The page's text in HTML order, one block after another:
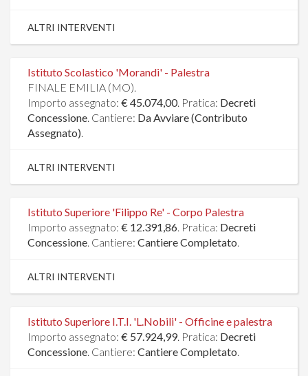
ALTRI INTERVENTI
Istituto Scolastico 'Morandi' - Palestra
FINALE EMILIA (MO).
Importo assegnato: € 45.074,00. Pratica: Decreti
Concessione. Cantiere: Da Avviare (Contributo
Assegnato).
ALTRI INTERVENTI
Istituto Superiore 'Filippo Re' - Corpo Palestra
Importo assegnato: € 12.391,86. Pratica: Decreti
Concessione. Cantiere: Cantiere Completato.
ALTRI INTERVENTI
Istituto Superiore I.T.I. 'L.Nobili' - Officine e palestra
Importo assegnato: € 57.924,99. Pratica: Decreti
Concessione. Cantiere: Cantiere Completato.